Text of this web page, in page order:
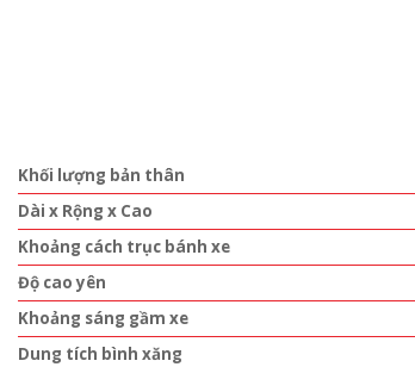
Khối lượng bản thân
Dài x Rộng x Cao
Khoảng cách trục bánh xe
Độ cao yên
Khoảng sáng gầm xe
Dung tích bình xăng